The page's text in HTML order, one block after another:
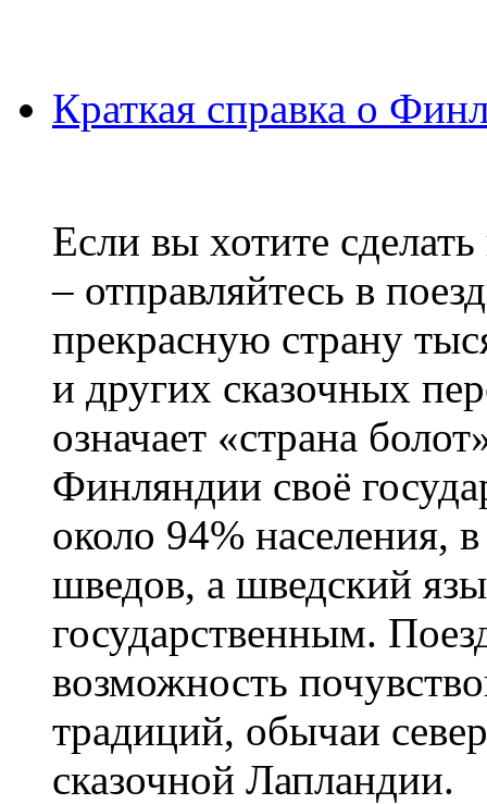
Краткая справка о
Если вы хотите
– отправляйтесь в
прекрасную страну
и других сказочных
означает «страна
Финляндии своё
около 94% населения,
шведов, а шведский
государственным.
возможность
традиций, обычаи
сказочной Лапландии.